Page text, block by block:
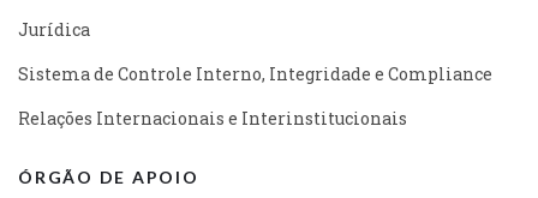
Jurídica
Sistema de Controle Interno, Integridade e Compliance
Relações Internacionais e Interinstitucionais
ÓRGÃO DE APOIO